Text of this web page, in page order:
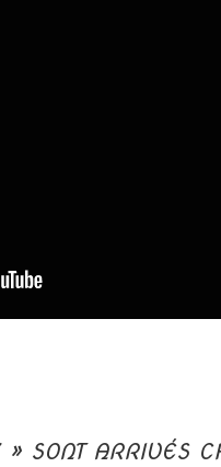
SONT ARRIVÉS